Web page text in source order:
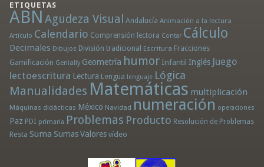
ETIQUETAS
ABN Agudeza Visual Andalucía Animación a la lectura
Artículo Calendario Comprensión lectora Contar Cálculo
Decimales Dibujos División tradicional Escritura Fracciones
Gamificación Genially Geometría humor Infantil Inglés Juego
lectoescritura Lectura Lengua lenguaje Lógica
Manualidades Matemáticas multiplicación
Máquinas didácticas México Navidad numeración operaciones
Paz PDI primaria Problemas Producto Resolución de Problemas
Resta Suma Sumas Valores vídeo